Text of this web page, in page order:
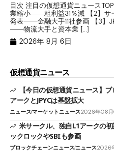
目次 注目の仮想通貨ニュース
業縮小――粗利益31％減 【2】サ
発表――金融大手11社参画 【3】
――物流大手と資本業 […]
2026年 8月 6日
仮想通貨ニュース
【今日の仮想通貨ニュース】
アークとJPYCは基盤拡大
ニュースマーケットニュース2026年08
米サークル、独自L1アークの
ックロックやSBIも参画
ブロックチェーンニュースニュース2026